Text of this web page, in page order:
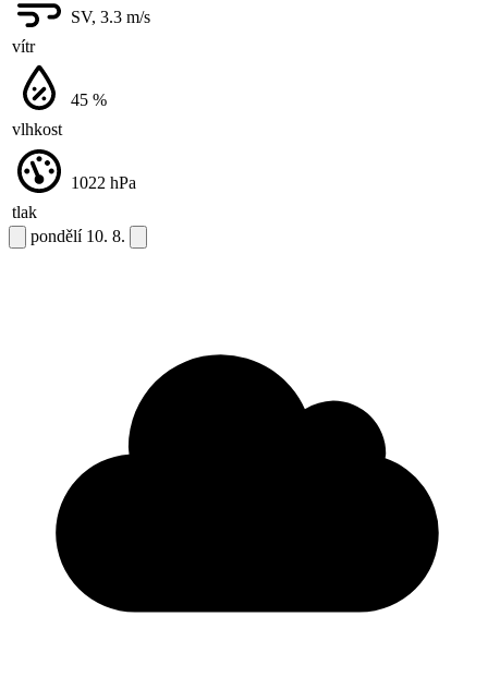
vítr
SV, 3.3 m/s
vlhkost
45 %
tlak
1022 hPa
pondělí 10. 8.